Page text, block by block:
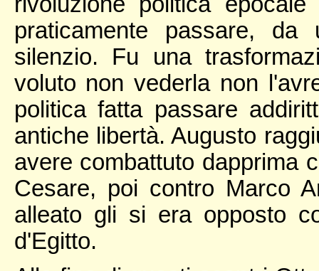
praticamente passare,
silenzio. Fu una
voluto non vederla non
politica fatta passare
antiche libertà. Augusto
avere combattuto dapprima
Cesare, poi contro Marco
alleato gli si era opposto
d'Egitto.